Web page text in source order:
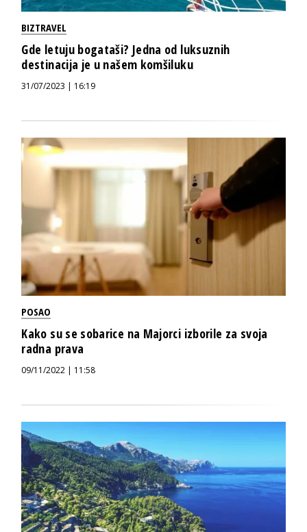
BIZTRAVEL
Gde letuju bogataši? Jedna od luksuznih
destinacija je u našem komšiluku
31/07/2023 | 16:19
POSAO
Kako su se sobarice na Majorci izborile za svoja
radna prava
09/11/2022 | 11:58